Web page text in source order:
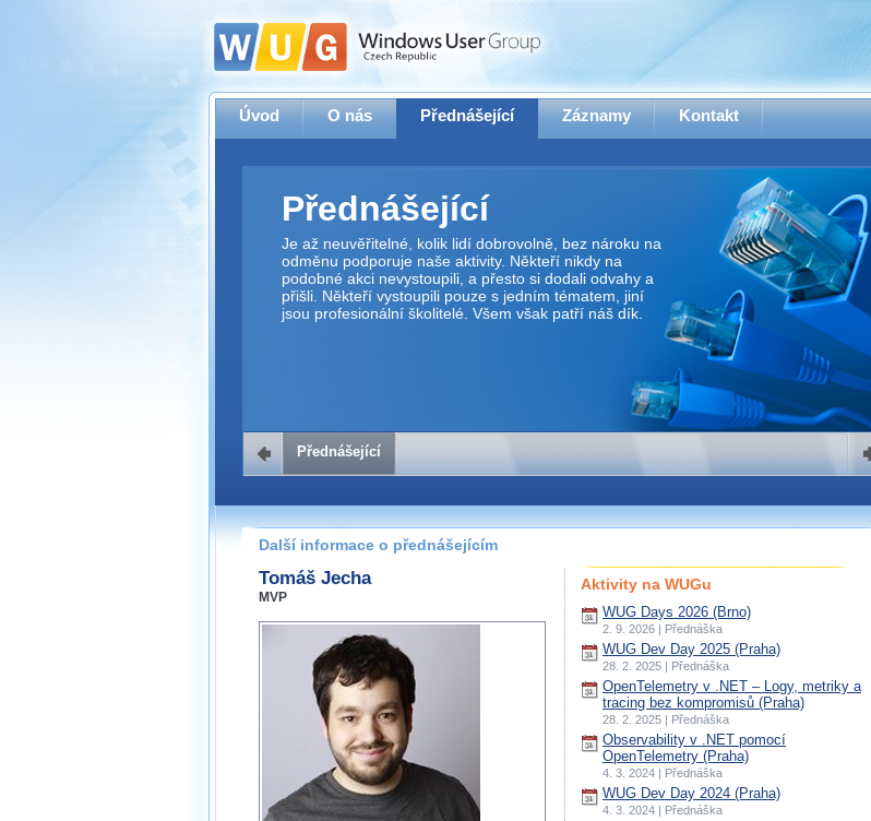
Úvod O nás Přednášející Záznamy Kontakt
Přednášející
Je až neuvěřitelné, kolik lidí dobrovolně, bez nároku na
odměnu podporuje naše aktivity. Někteří nikdy na
podobné akci nevystoupili, a přesto si dodali odvahy a
přišli. Někteří vystoupili pouze s jedním tématem, jiní
jsou profesionální školitelé. Všem však patří náš dík.
Přednášející
Další informace o přednášejícím
Tomáš Jecha
MVP
Aktivity na WUGu
WUG Days 2026 (Brno)
2. 9. 2026 | Přednáška
WUG Dev Day 2025 (Praha)
28. 2. 2025 | Přednáška
OpenTelemetry v .NET – Logy, metriky a
tracing bez kompromisů (Praha)
28. 2. 2025 | Přednáška
Observability v .NET pomocí
OpenTelemetry (Praha)
4. 3. 2024 | Přednáška
WUG Dev Day 2024 (Praha)
4. 3. 2024 | Přednáška